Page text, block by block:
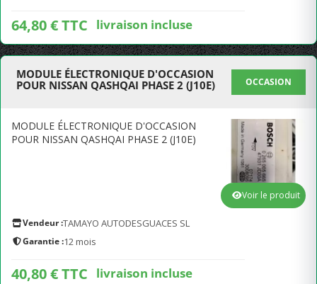
64,80 € TTC livraison incluse
MODULE ÉLECTRONIQUE D'OCCASION
POUR NISSAN QASHQAI PHASE 2 (J10E)
OCCASION
MODULE ÉLECTRONIQUE D'OCCASION
POUR NISSAN QASHQAI PHASE 2 (J10E)
Vendeur :TAMAYO AUTODESGUACES SL
Garantie :12 mois
40,80 € TTC livraison incluse
Voir le produit